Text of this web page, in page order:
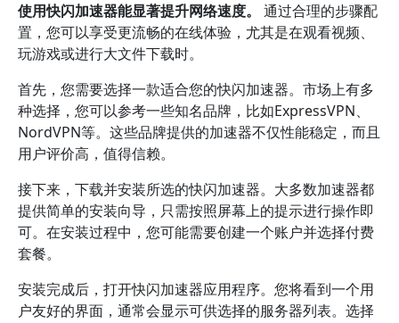
使用快闪加速器能显著提升网络速度。
通过合理的步骤配
置，您可以享受更流畅的在线体验，尤其是在观看视频、
玩游戏或进行大文件下载时。
首先，您需要选择一款适合您的快闪加速器。市场上有多
种选择，您可以参考一些知名品牌，比如ExpressVPN、
NordVPN等。这些品牌提供的加速器不仅性能稳定，而且
用户评价高，值得信赖。
接下来，下载并安装所选的快闪加速器。大多数加速器都
提供简单的安装向导，只需按照屏幕上的提示进行操作即
可。在安装过程中，您可能需要创建一个账户并选择付费
套餐。
安装完成后，打开快闪加速器应用程序。您将看到一个用
户友好的界面，通常会显示可供选择的服务器列表。选择